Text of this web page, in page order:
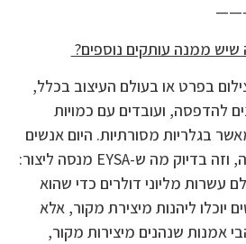
ממנה עותקים נוספים?
בפרט או בעולם העיצוב בכלל,
להדפסה, ועובדים עם כמויות
בגלריות מסורתיות. היום אנשים
רוצים להיות חלק מקבוצה, וזה בדיוק מה ש-EYSA מנסה ליצור:
מליוני דולרים כדי שהוא
ליהנות מיצירת מקור, אלא
אמנות שנהנים מיצירות מקור,